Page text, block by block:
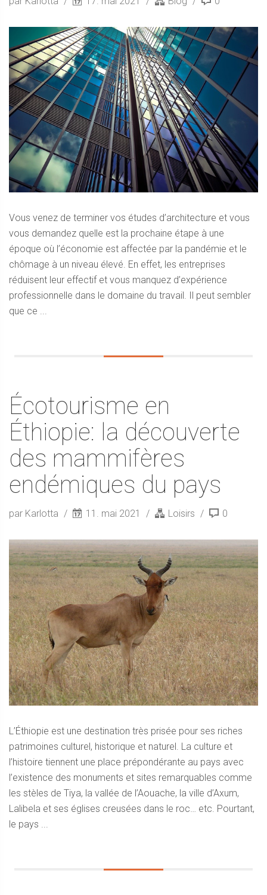
Vous venez de terminer vos études d’architecture et vous
vous demandez quelle est la prochaine étape à une
époque où l’économie est affectée par la pandémie et le
chômage à un niveau élevé. En effet, les entreprises
réduisent leur effectif et vous manquez d’expérience
professionnelle dans le domaine du travail. Il peut sembler
que ce ...
Écotourisme en
Éthiopie: la découverte
des mammifères
endémiques du pays
par Karlotta 11. mai 2021 Loisirs 0
L’Éthiopie est une destination très prisée pour ses riches
patrimoines culturel, historique et naturel. La culture et
l’histoire tiennent une place prépondérante au pays avec
l’existence des monuments et sites remarquables comme
les stèles de Tiya, la vallée de l’Aouache, la ville d’Axum,
Lalibela et ses églises creusées dans le roc… etc. Pourtant,
le pays ...